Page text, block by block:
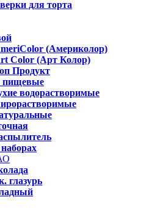
для торта
(Америколор)
Color (Арт Колор)
Продукт
пищевые
водорастворимые
глазурь